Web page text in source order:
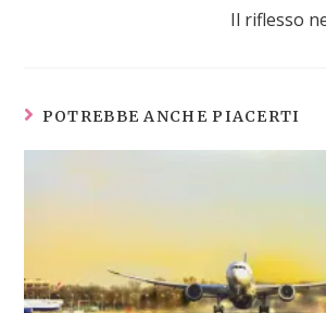
Il riflesso
POTREBBE ANCHE PIACERTI